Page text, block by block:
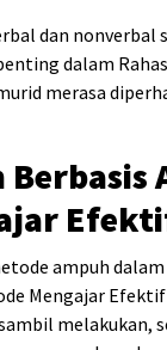
dan nonverbal
dalam
merasa
ampuh
Mengajar
melakukan,